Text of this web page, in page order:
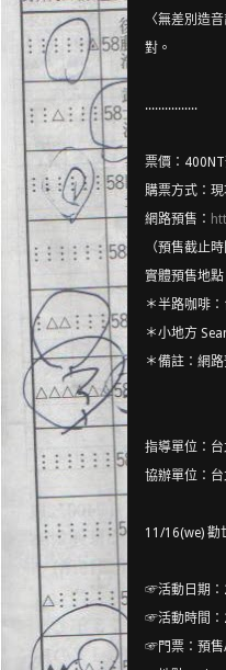
〈無差別造音
對。
................
票價：
購票方式：
網路預售：
（預售截止
實體預售地點
＊半路咖啡
＊小地方
＊備註：網
指導單位：
協辦單位：
11/16(we) 勸
☞活動日期：
☞活動時間：
☞門票：預售